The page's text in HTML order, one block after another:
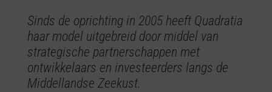
Sinds de oprichting in 2005 heeft Quadratia
haar model uitgebreid door middel van
strategische partnerschappen met
ontwikkelaars en investeerders langs de
Middellandse Zeekust.